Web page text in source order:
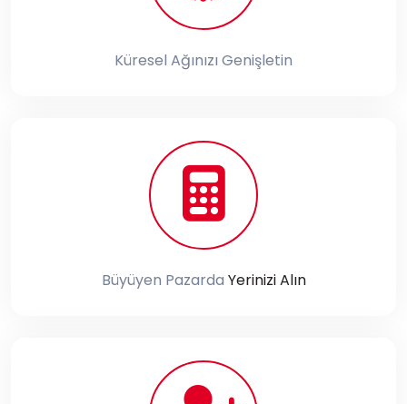
Küresel Ağınızı Genişletin
Büyüyen Pazarda Yerinizi Alın